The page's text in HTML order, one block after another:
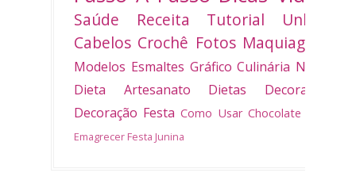
Saúde Receita Tutorial
Unhas
Cabelos Crochê Fotos Maquiagem
Modelos Esmaltes Gráfico Culinária Natal
Dieta
Artesanato Dietas
Decoradas
Decoração Festa Como Usar Chocolate
Emagrecer Festa Junina